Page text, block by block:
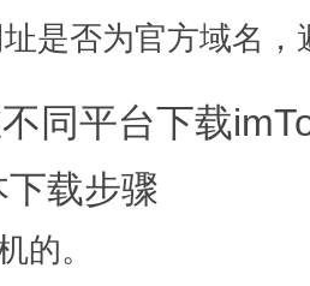
是否为官方域名，
同平台下载
载步骤
的。